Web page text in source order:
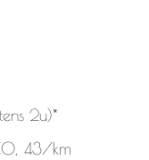
2u)*
43/km